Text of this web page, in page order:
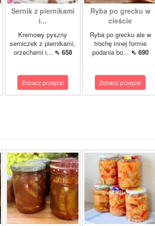
Sernik z piernikami
i...
Kremowy pyszny
serniczek z piernikami,
orzechami i... ⇖ 658
Zobacz przepis!
Ryba po grecku w
cieście
Ryba po grecku ale w
trochę innej formie
podania bo... ⇖ 690
Zobacz przepis!